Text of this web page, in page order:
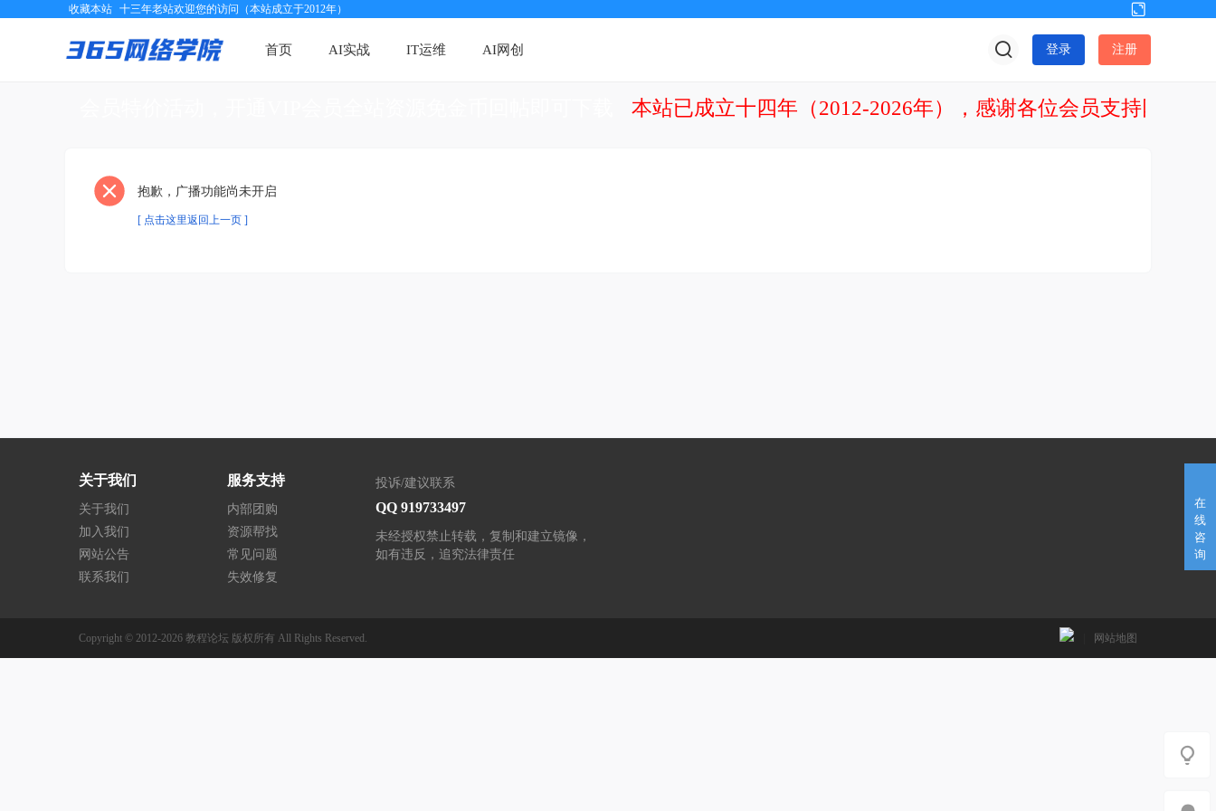
收藏本站 十三年老站欢迎您的访问（本站成立于2012年）
换
到
版
首页 AI实战 IT运维 AI网创 登录 注册
本站已成立十四年（2012-2026年），感谢各位会员支持网站发
抱歉，广播功能尚未开启
[ 点击这里返回上一页 ]
在
线
咨
询
关于我们
关于我们
加入我们
网站公告
联系我们
服务支持
内部团购
资源帮找
常见问题
失效修复
投诉/建议联系
QQ 919733497
未经授权禁止转载，复制和建立镜像，
如有违反，追究法律责任
Copyright © 2012-2026 教程论坛 版权所有 All Rights Reserved. 网站地图